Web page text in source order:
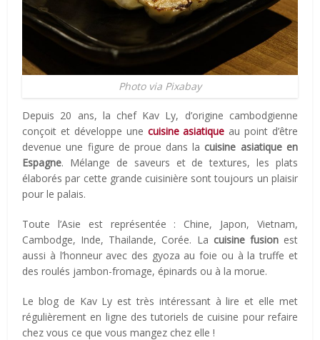
Photo via Pixabay
Depuis 20 ans, la chef Kav Ly, d’origine cambodgienne
conçoit et développe une cuisine asiatique au point d’être
devenue une figure de proue dans la cuisine asiatique en
Espagne. Mélange de saveurs et de textures, les plats
élaborés par cette grande cuisinière sont toujours un plaisir
pour le palais.
Toute l’Asie est représentée : Chine, Japon, Vietnam,
Cambodge, Inde, Thailande, Corée. La cuisine fusionest
aussi à l’honneur avec des gyoza au foie ou à la truffe et
des roulés jambon-fromage, épinards ou à la morue.
Le blog de Kav Ly est très intéressant à lire et elle met
régulièrement en ligne des tutoriels de cuisine pour refaire
chez vous ce que vous mangez chez elle !